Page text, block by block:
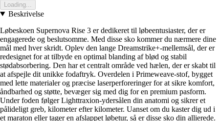
Loading...
Beskrivelse
Løbeskoen Supernova Rise 3 er dedikeret til løbeentusiaster, der er
engagerede og beslutsomme. Med disse sko kommer du nærmere dine
mål med hver skridt. Oplev den lange Dreamstrike+-mellemsål, der er
redesignet for at tilbyde en optimal blanding af blød og stabil
stødabsorbering. Den har et centralt område ved hælen, der er skabt til
at afspejle dit unikke fodaftryk. Overdelen i Primeweave-stof, bygget
med lette materialer og præcise laserperforeringer for at sikre komfort,
åndbarhed og støtte, bevæger sig med dig for en premium pasform.
Under foden følger Lighttraxion-ydersålen din anatomi og sikrer et
pålideligt greb, kilometer efter kilometer. Uanset om du kaster dig ud i
et maraton eller tager en afslappet løbetur, så er disse sko din allierede.